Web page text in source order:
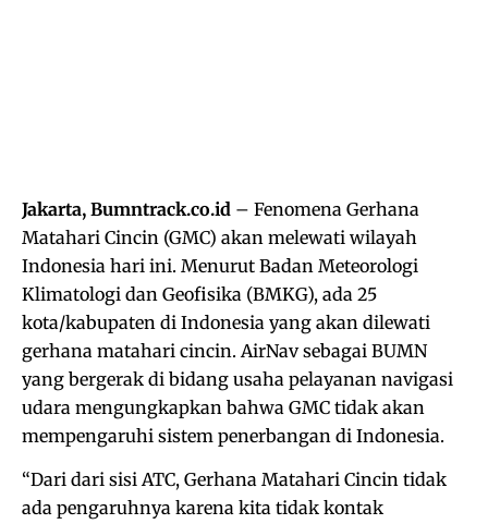
Jakarta, Bumntrack.co.id – Fenomena Gerhana
Matahari Cincin (GMC) akan melewati wilayah
Indonesia hari ini. Menurut Badan Meteorologi
Klimatologi dan Geofisika (BMKG), ada 25
kota/kabupaten di Indonesia yang akan dilewati
gerhana matahari cincin. AirNav sebagai BUMN
yang bergerak di bidang usaha pelayanan navigasi
udara mengungkapkan bahwa GMC tidak akan
mempengaruhi sistem penerbangan di Indonesia.
“Dari dari sisi ATC, Gerhana Matahari Cincin tidak
ada pengaruhnya karena kita tidak kontak